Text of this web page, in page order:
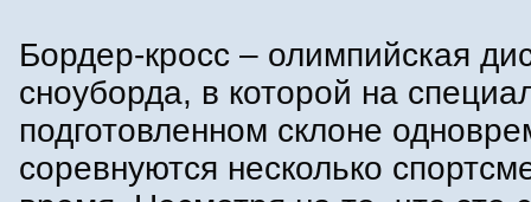
Бордер-кросс – олимпийская
сноуборда, в которой на
подготовленном склоне
соревнуются несколько